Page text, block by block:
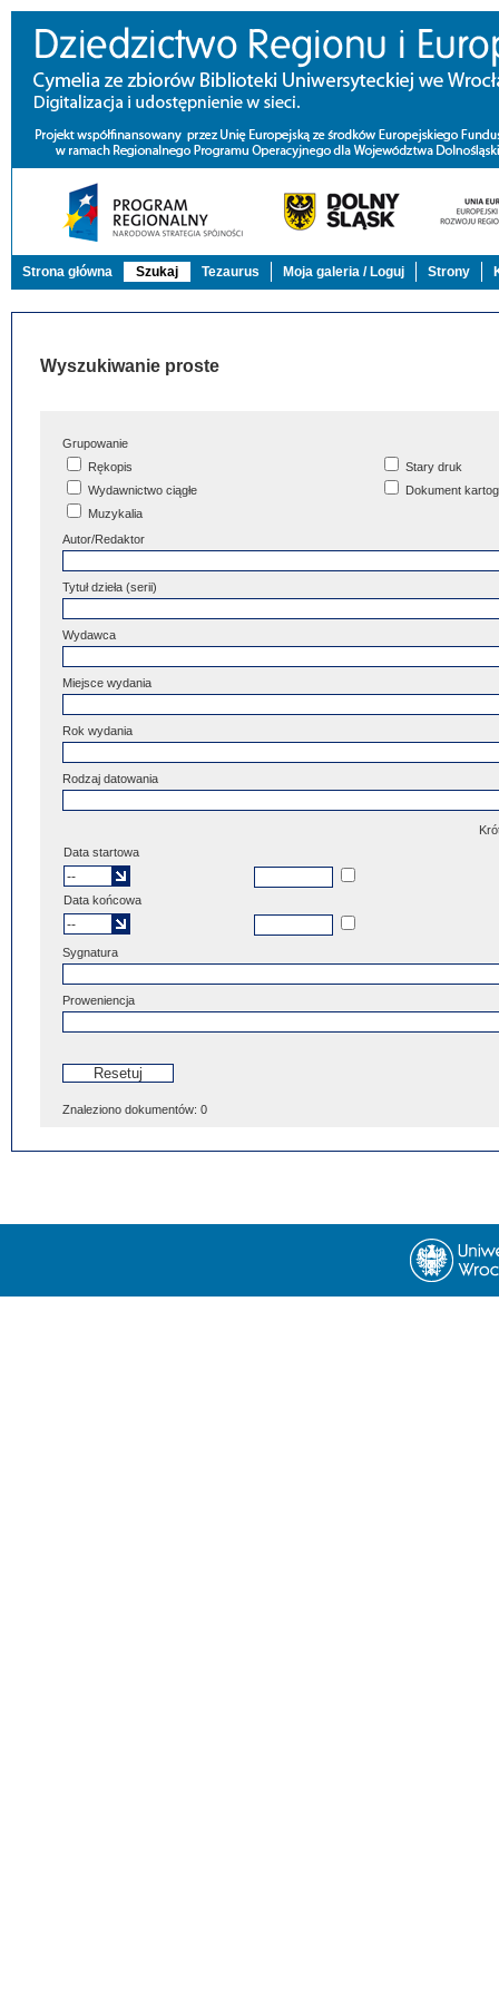
Strona główna Szukaj Tezaurus Moja galeria / Loguj Strony
Wyszukiwanie proste
Grupowanie
Rękopis
Stary druk
Wydawnictwo ciągłe
Dokument
Muzykalia
Autor/Redaktor
Tytuł dzieła (serii)
Wydawca
Miejsce wydania
Rok wydania
Rodzaj datowania
Data startowa
Data końcowa
Sygnatura
Proweniencja
Znaleziono dokumentów: 0